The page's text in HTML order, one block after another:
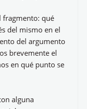
fragmento: qué
del mismo en el
del argumento
brevemente el
en qué punto se
alguna